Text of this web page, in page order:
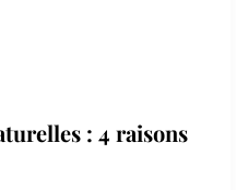
: 4 raisons